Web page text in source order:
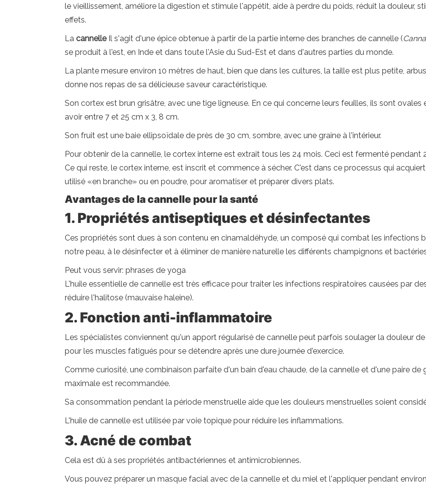
le vieillissement, améliore la digestion et stimule l'appétit, aide à perdre du poids, réduit la douleur,
effets.
La cannelleIl s'agit d'une épice obtenue à partir de la partie interne des branches de cannelle (
se produit à l'est, en Inde et dans toute l'Asie du Sud-Est et dans d'autres parties du monde.
La plante mesure environ 10 mètres de haut, bien que dans les cultures, la taille est plus petite,
donne nos repas de sa délicieuse saveur caractéristique.
Son cortex est brun grisâtre, avec une tige ligneuse. En ce qui concerne leurs feuilles, ils sont
avoir entre 7 et 25 cm x 3, 8 cm.
Son fruit est une baie ellipsoïdale de près de 30 cm, sombre, avec une graine à l'intérieur.
Pour obtenir de la cannelle, le cortex interne est extrait tous les 24 mois. Ceci est fermenté pendant
Ce qui reste, le cortex interne, est inscrit et commence à sécher. C'est dans ce processus qui
utilisé «en branche» ou en poudre, pour aromatiser et préparer divers plats.
Avantages de la cannelle pour la santé
1. Propriétés antiseptiques et désinfectantes
Ces propriétés sont dues à son contenu en cinamaldéhyde, un composé qui combat les infections
notre peau, à le désinfecter et à éliminer de manière naturelle les différents champignons et
Peut vous servir: phrases de yoga
L'huile essentielle de cannelle est très efficace pour traiter les infections respiratoires causées par
réduire l'halitose (mauvaise haleine).
2. Fonction anti-inflammatoire
Les spécialistes conviennent qu'un apport régularisé de cannelle peut parfois soulager la douleur
pour les muscles fatigués pour se détendre après une dure journée d'exercice.
Comme curiosité, une combinaison parfaite d'un bain d'eau chaude, de la cannelle et d'une paire
maximale est recommandée.
Sa consommation pendant la période menstruelle aide que les douleurs menstruelles soient
L'huile de cannelle est utilisée par voie topique pour réduire les inflammations.
3. Acné de combat
Cela est dû à ses propriétés antibactériennes et antimicrobiennes.
Vous pouvez préparer un masque facial avec de la cannelle et du miel et l'appliquer pendant